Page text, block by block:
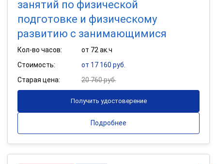
занятий по физической
подготовке и физическому
развитию с занимающимися
Кол-во часов:
от 72 ак.ч
Стоимость:
от 17 160 руб.
Старая цена:
20 760 руб.
Получить удостоверение
Подробнее